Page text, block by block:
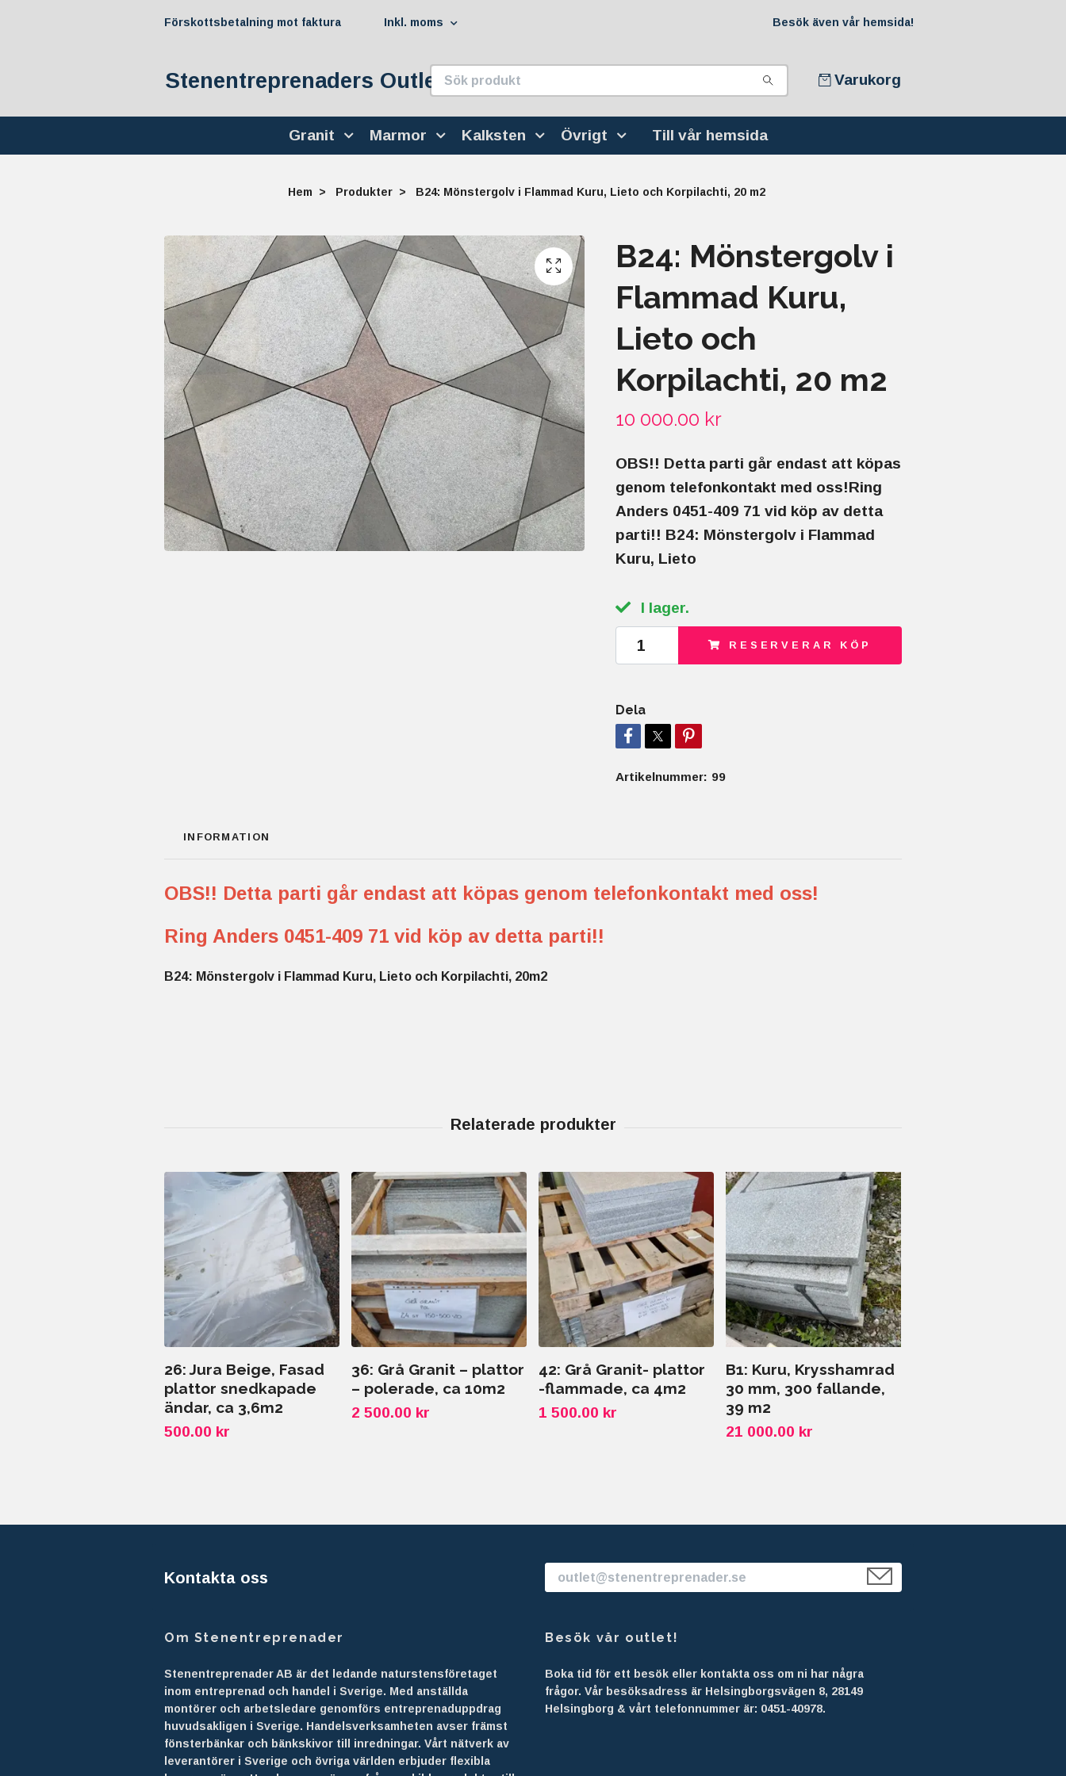
Förskottsbetalning mot faktura Inkl. moms Besök även vår hemsida!
Stenentreprenaders Outlet Varukorg
Granit Marmor Kalksten Övrigt Till vår hemsida
Hem Produkter B24: Mönstergolv i Flammad Kuru, Lieto och Korpilachti, 20 m2
B24: Mönstergolv i
Flammad Kuru,
Lieto och
Korpilachti, 20 m2
10 000.00 kr
OBS!! Detta parti går endast att köpas
genom telefonkontakt med oss!Ring
Anders 0451-409 71 vid köp av detta
parti!! B24: Mönstergolv i Flammad
Kuru, Lieto
I lager.
RESERVERAR KÖP
Dela
Artikelnummer: 99
INFORMATION
OBS!! Detta parti går endast att köpas genom telefonkontakt med oss!
Ring Anders 0451-409 71 vid köp av detta parti!!
B24: Mönstergolv i Flammad Kuru, Lieto och Korpilachti, 20m2
26: Jura Beige, Fasad
plattor snedkapade
ändar, ca 3,6m2
500.00 kr
36: Grå Granit – plattor
– polerade, ca 10m2
2 500.00 kr
42: Grå Granit- plattor
-flammade, ca 4m2
1 500.00 kr
B1: Kuru, Krysshamrad
30 mm, 300 fallande,
39 m2
21 000.00 kr
Kontakta oss
Om Stenentreprenader
Stenentreprenader AB är det ledande naturstensföretaget
inom entreprenad och handel i Sverige. Med anställda
montörer och arbetsledare genomförs entreprenaduppdrag
huvudsakligen i Sverige. Handelsverksamheten avser främst
fönsterbänkar och bänkskivor till inredningar. Vårt nätverk av
leverantörer i Sverige och övriga världen erbjuder flexibla
Besök vår outlet!
Boka tid för ett besök eller kontakta oss om ni har några
frågor. Vår besöksadress är Helsingborgsvägen 8, 28149
Helsingborg & vårt telefonnummer är: 0451-40978.